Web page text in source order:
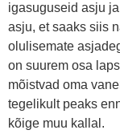
igasuguseid asju
asju, et saaks siis
olulisemate
on suurem osa
mõistvad oma
tegelikult peaks
kõige muu kallal.